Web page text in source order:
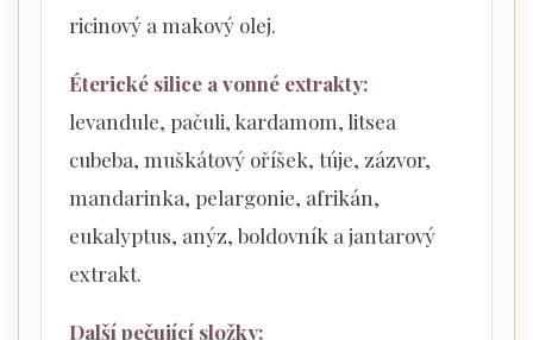
ricinový a makový olej.
Éterické silice a vonné extrakty:
levandule, pačuli, kardamom, litsea
cubeba, muškátový oříšek, túje, zázvor,
mandarinka, pelargonie, afrikán,
eukalyptus, anýz, boldovník a jantarový
extrakt.
Další pečující složky: